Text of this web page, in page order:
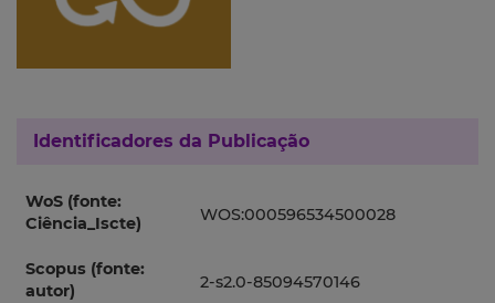
Identificadores da Publicação
WoS (fonte:
Ciência_Iscte)
WOS:000596534500028
Scopus (fonte:
autor)
2-s2.0-85094570146